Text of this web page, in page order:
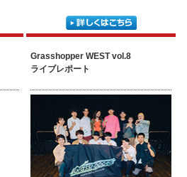
Grasshopper WEST vol.8
ライブレポート